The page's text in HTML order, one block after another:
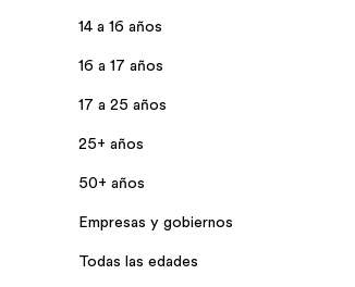
14 a 16 años
16 a 17 años
17 a 25 años
25+ años
50+ años
Empresas y gobiernos
Todas las edades